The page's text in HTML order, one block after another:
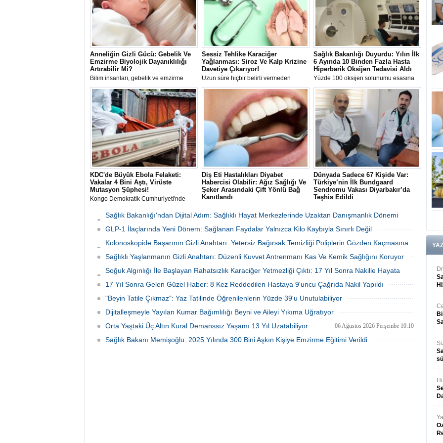
Anneliğin Gizli Gücü: Gebelik Ve
Emzirme Biyolojik Dayanıklılığı
Artırabilir Mi?
Bilim insanları, gebelik ve emzirme
dönemindeki hormonal değişimlerin
kadınların uzun vadeli sağlığı ve
biyolojik dayanıklılığı üzerinde koruyucu
etkiler yaratabileceğini öne süren yeni
bir teori geliştirdi.
Sessiz Tehlike Karaciğer
Yağlanması: Siroz Ve Kalp Krizine
Davetiye Çıkarıyor!
Uzun süre hiçbir belirti vermeden
ilerleyen karaciğer yağlanmasına karşı
uyarılarda bulunan Gastroenteroloji
Uzmanı Prof. Dr. Bülent Yıldırım, hastalık
hakkındaki 10 kritik yanlışı tek tek
Sağlık Bakanlığı Duyurdu: Yılın İlk
6 Ayında 10 Binden Fazla Hasta
Hiperbarik Oksijen Tedavisi Aldı
Yüzde 100 oksijen solunumu esasına
dayanan Hiperbarik Oksijen Tedavisi
(HBOT), 2026'nın ilk altı ayında 10 bin
93 hastanın iyileşme sürecine katkı
sağladı.
KDC'de Büyük Ebola Felaketi:
Vakalar 4 Bini Aştı, Virüste
Mutasyon Şüphesi!
Kongo Demokratik Cumhuriyeti'nde
salgını yaşanıyor. Vaka sayısının 4 bini
aşması üzerine yetkililer virüsün
mutasyona uğramış olabileceğinden
planını en üst seviyeye çıkardı.
Diş Eti Hastalıkları Diyabet
Habercisi Olabilir: Ağız Sağlığı Ve
Şeker Arasındaki Çift Yönlü Bağ
Kanıtlandı
yayımlanan 300 bin kişilik dev
araştırma, şiddetli diş eti hastalığı
(periodontit) ile tip 2 diyabet arasında
bulunduğunu gözler önüne serdi.
Dünyada Sadece 67 Kişide Var:
Türkiye’nin İlk Bundgaard
Sendromu Vakası Diyarbakır’da
Teşhis Edildi
ağrısı şikayetiyle hastaneye başvuran
41 yaşındaki Şehmus Doğan’da,
dünyada son derece nadir görülen
Sağlık Bakanlığı'ndan Dijital Adım: Sağlıklı Hayat Merkezlerinde Uzaktan Danışmanlık Dönemi
Başladı
GLP-1 İlaçlarında Yeni Dönem: Sağlanan Faydalar Yalnızca Kilo Kaybıyla Sınırlı Değil
06 Ağustos 2026 Perşembe 16:23
Kolonoskopide Başarının Gizli Anahtarı: Yetersiz Bağırsak Temizliği Poliplerin Gözden Kaçmasına
Neden Oluyor
Sağlıklı Yaşlanmanın Gizli Anahtarı: Düzenli Kuvvet Antrenmanı Kas Ve Kemik Sağlığını Koruyor
06 Ağustos 2026 Perşembe 16:17
Soğuk Algınlığı İle Başlayan Rahatsızlık Karaciğer Yetmezliği Çıktı: 17 Yıl Sonra Nakille Hayata
Tutundu
17 Yıl Sonra Gelen Güzel Haber: 8 Kez Reddedilen Hastaya 9'uncu Çağrıda Nakil Yapıldı
"Beyin Tatile Çıkmaz": Yaz Tatilinde Öğrenilenlerin Yüzde 39'u Unutulabiliyor
Dijitalleşmeyle Yayılan Kumar Bağımlılığı Beyni ve Aileyi Yıkıma Uğratıyor
06 Ağustos 2026 Perşembe 10:45
Orta Yaştaki Üç Altın Kural Demanssız Yaşamı 13 Yıl Uzatabiliyor 06 Ağustos 2026 Perşembe 10:10
Sağlık Bakanı Memişoğlu: 2025 Yılında 300 Bini Aşkın Kişiye Emzirme Eğitimi Verildi